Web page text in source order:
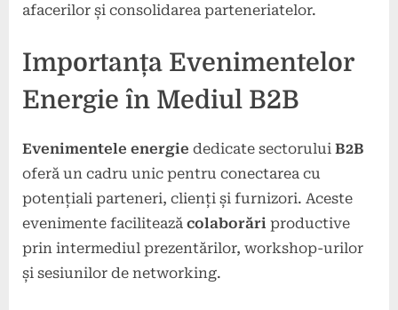
afacerilor și consolidarea parteneriatelor.
Importanța Evenimentelor
Energie în Mediul B2B
Evenimentele energie dedicate sectorului B2B
oferă un cadru unic pentru conectarea cu
potențiali parteneri, clienți și furnizori. Aceste
evenimente facilitează colaborări productive
prin intermediul prezentărilor, workshop-urilor
și sesiunilor de networking.